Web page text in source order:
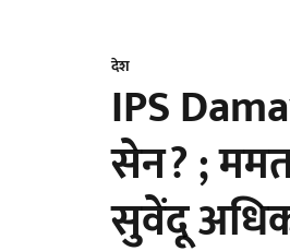
देश
IPS
सेन? ;
सुवेंदू